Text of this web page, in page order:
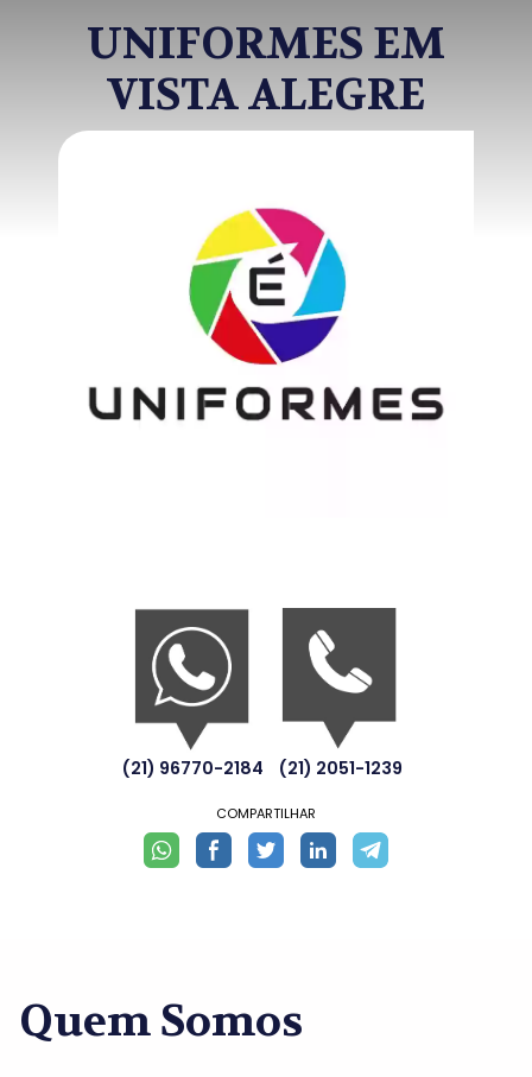
UNIFORMES EM
VISTA ALEGRE
(21) 96770-2184 (21) 2051-1239
COMPARTILHAR
Quem Somos